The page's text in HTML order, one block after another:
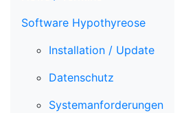
Software Hypothyreose
Installation / Update
Datenschutz
Systemanforderungen